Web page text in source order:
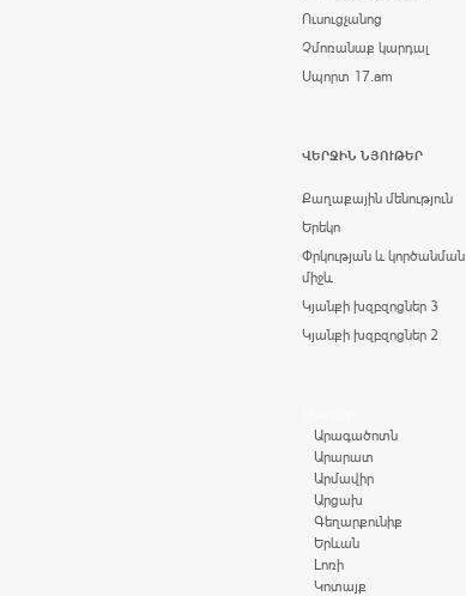
Ուսուցչանոց
Չմոռանաք կարդալ
Սպորտ 17.am
ՎԵՐՋԻՆ ՆՅՈՒԹԵՐ
Քաղաքային մենություն
Երեկո
Փրկության և կործանման
միջև
Կյանքի խզբզոցներ 3
Կյանքի խզբզոցներ 2
Արագածոտն
Արարատ
Արմավիր
Արցախ
Գեղարքունիք
Երևան
Լոռի
Կոտայք